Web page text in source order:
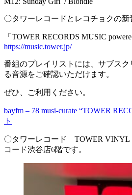
〇タワーレコードとレコチョクの
「TOWER RECORDS MUSIC
https://music.tower.jp/
番組のプレイリストには、サブス
る音源をご確認いただけます。
ぜひ、ご利用ください。
bayfm – 78 musi-curate “TOWER
ト
〇タワーレコード TOWER
コード渋谷店6階です。